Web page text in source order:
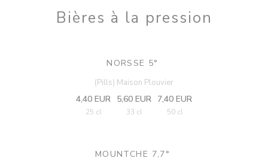
Bières à la pression
NORSSE 5°
(Pills) Maison Plouvier
4,40 EUR
25 cl
5,60 EUR
33 cl
7,40 EUR
50 cl
MOUNTCHE 7,7°